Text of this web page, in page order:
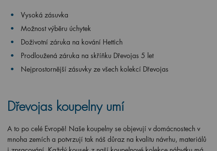
Vysoká zásuvka
Možnost výběru úchytek
Doživotní záruka na kování Hettich
Prodloužená záruka na skříňku Dřevojas 5 let
Nejprostornější zásuvky ze všech kolekcí Dřevojas
Dřevojas koupelny umí
A to po celé Evropě! Naše koupelny se objevují v domácnostech v
mnoha zemích a potvrzují tak náš důraz na kvalitu návrhu, materiálů